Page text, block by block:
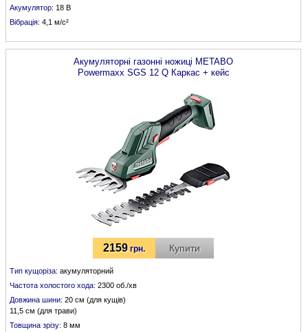
Акумулятор: 18 В
Вібрація: 4,1 м/с²
Акумуляторні газонні ножиці METABO
Powermaxx SGS 12 Q Каркас + кейс
2159грн. Купити
Тип кущоріза: акумуляторний
Частота холостого хода: 2300 об./хв
Довжина шини: 20 см (для кущів)
11,5 см (для трави)
Товщина зрізу: 8 мм